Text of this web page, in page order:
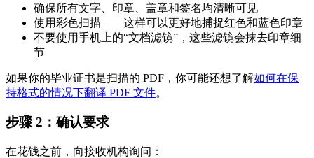
确保所有文字、印章、盖章和签名均清晰可见
使用彩色扫描——这样可以更好地捕捉红色和蓝色印章
不要使用手机上的“文档滤镜”，这些滤镜会抹去印章细
节
如果你的毕业证书是扫描的 PDF，你可能还想了解如何在保
持格式的情况下翻译 PDF 文件。
步骤 2：确认要求
在花钱之前，向接收机构询问：